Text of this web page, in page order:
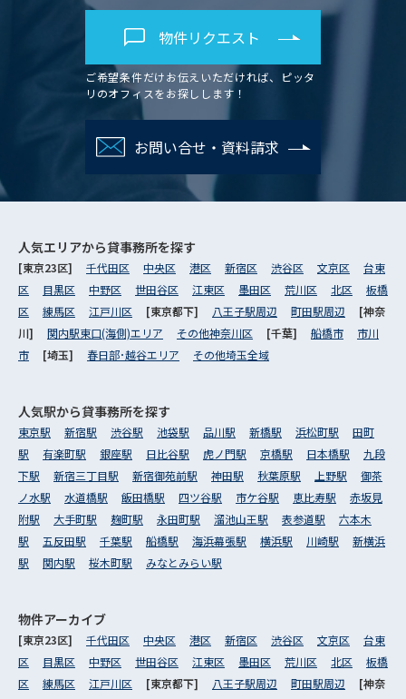
物件リクエスト
ご希望条件だけお伝えいただければ、ピッタ
リのオフィスをお探しします！
お問い合せ・資料請求
人気エリアから貸事務所を探す
[東京23区] 千代田区 中央区 港区 新宿区 渋谷区 文京区
台東
区
目黒区 中野区 世田谷区 江東区 墨田区 荒川区 北区
板橋
区
練馬区 江戸川区 [東京都下] 八王子駅周辺 町田駅周辺
[神奈
川] 関内駅東口(海側)エリア その他神奈川区 [千葉] 船橋市
市川
市
[埼玉] 春日部･越谷エリア その他埼玉全域
人気駅から貸事務所を探す
東京駅 新宿駅 渋谷駅 池袋駅 品川駅 新橋駅 浜松町駅
田町
駅
有楽町駅 銀座駅 日比谷駅 虎ノ門駅 京橋駅 日本橋駅
九段
下駅
新宿三丁目駅 新宿御苑前駅 神田駅 秋葉原駅 上野駅
御茶
ノ水駅
水道橋駅 飯田橋駅 四ツ谷駅 市ケ谷駅 恵比寿駅
赤坂見
附駅
大手町駅 麹町駅 永田町駅 溜池山王駅 表参道駅
六本木
駅
五反田駅 千葉駅 船橋駅 海浜幕張駅 横浜駅 川崎駅
新横浜
駅
関内駅 桜木町駅 みなとみらい駅
物件アーカイブ
[東京23区] 千代田区 中央区 港区 新宿区 渋谷区 文京区
台東
区
目黒区 中野区 世田谷区 江東区 墨田区 荒川区 北区
板橋
区
練馬区 江戸川区 [東京都下] 八王子駅周辺 町田駅周辺
[神奈